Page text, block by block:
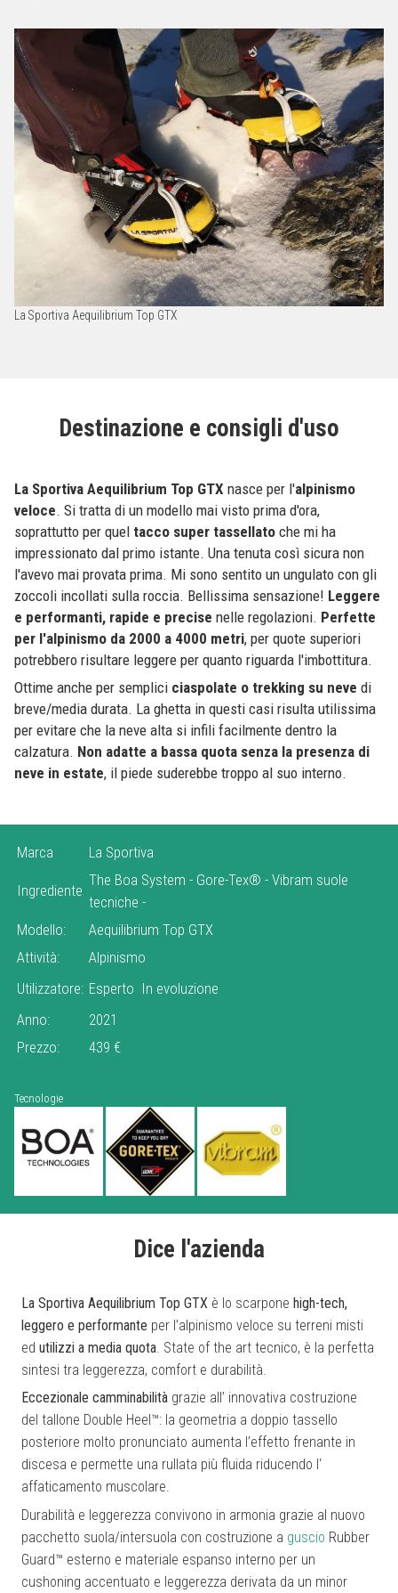
La Sportiva Aequilibrium Top GTX
Destinazione e consigli d'uso
La Sportiva Aequilibrium Top GTX nasce per l'alpinismo
veloce. Si tratta di un modello mai visto prima d'ora,
soprattutto per quel tacco super tassellato che mi ha
impressionato dal primo istante. Una tenuta così sicura non
l'avevo mai provata prima. Mi sono sentito un ungulato con gli
zoccoli incollati sulla roccia. Bellissima sensazione! Leggere
e performanti, rapide e precise nelle regolazioni. Perfette
per l'alpinismo da 2000 a 4000 metri, per quote superiori
potrebbero risultare leggere per quanto riguarda l'imbottitura.
Ottime anche per semplici ciaspolate o trekking su neve di
breve/media durata. La ghetta in questi casi risulta utilissima
per evitare che la neve alta si infili facilmente dentro la
calzatura. Non adatte a bassa quota senza la presenza di
neve in estate, il piede suderebbe troppo al suo interno.
Marca La Sportiva
Ingrediente
The Boa System - Gore-Tex® - Vibram suole
tecniche -
Modello:
Aequilibrium Top GTX
Attività:
Alpinismo
Utilizzatore: Esperto In evoluzione
Anno:
2021
Prezzo:
439 €
Tecnologie
Dice l'azienda
La Sportiva Aequilibrium Top GTX è lo scarpone high-tech,
leggero e performante per l’alpinismo veloce su terreni misti
ed utilizzi a media quota. State of the art tecnico, è la perfetta
sintesi tra leggerezza, comfort e durabilità.
Eccezionale camminabilità grazie all’ innovativa costruzione
del tallone Double Heel™: la geometria a doppio tassello
posteriore molto pronunciato aumenta l’effetto frenante in
discesa e permette una rullata più fluida riducendo l‘
affaticamento muscolare.
Durabilità e leggerezza convivono in armonia grazie al nuovo
pacchetto suola/intersuola con costruzione a guscio Rubber
Guard™ esterno e materiale espanso interno per un
cushoning accentuato e leggerezza derivata da un minor